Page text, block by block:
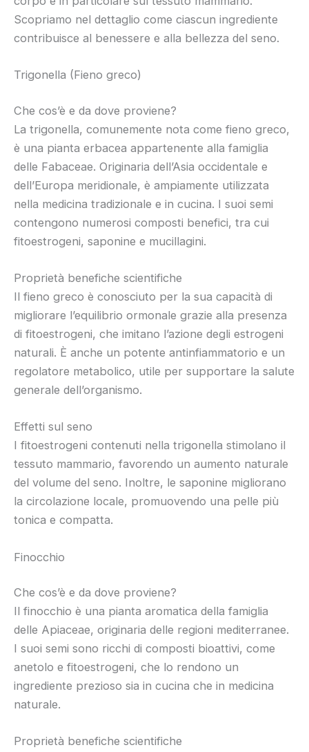
Scopriamo nel dettaglio come ciascun ingrediente
contribuisce al benessere e alla bellezza del seno.
Trigonella (Fieno greco)
Che cos’è e da dove proviene?
La trigonella, comunemente nota come fieno greco,
è una pianta erbacea appartenente alla famiglia
delle Fabaceae. Originaria dell’Asia occidentale e
dell’Europa meridionale, è ampiamente utilizzata
nella medicina tradizionale e in cucina. I suoi semi
contengono numerosi composti benefici, tra cui
fitoestrogeni, saponine e mucillagini.
Proprietà benefiche scientifiche
Il fieno greco è conosciuto per la sua capacità di
migliorare l’equilibrio ormonale grazie alla presenza
di fitoestrogeni, che imitano l’azione degli estrogeni
naturali. È anche un potente antinfiammatorio e un
regolatore metabolico, utile per supportare la salute
generale dell’organismo.
Effetti sul seno
I fitoestrogeni contenuti nella trigonella stimolano il
tessuto mammario, favorendo un aumento naturale
del volume del seno. Inoltre, le saponine migliorano
la circolazione locale, promuovendo una pelle più
tonica e compatta.
Finocchio
Che cos’è e da dove proviene?
Il finocchio è una pianta aromatica della famiglia
delle Apiaceae, originaria delle regioni mediterranee.
I suoi semi sono ricchi di composti bioattivi, come
anetolo e fitoestrogeni, che lo rendono un
ingrediente prezioso sia in cucina che in medicina
naturale.
Proprietà benefiche scientifiche